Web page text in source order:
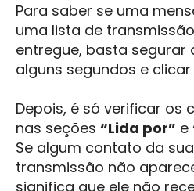
Para saber se uma
uma lista de
entregue, basta segurar
alguns segundos e
Depois, é só verificar os
nas seções “Lida por” e
Se algum contato da
transmissão não
significa que ele não